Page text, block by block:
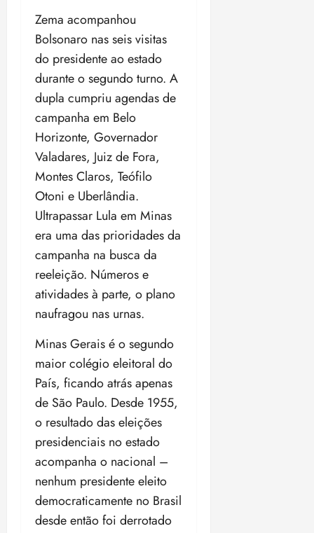
Zema acompanhou
Bolsonaro nas seis visitas
do presidente ao estado
durante o segundo turno. A
dupla cumpriu agendas de
campanha em Belo
Horizonte, Governador
Valadares, Juiz de Fora,
Montes Claros, Teófilo
Otoni e Uberlândia.
Ultrapassar Lula em Minas
era uma das prioridades da
campanha na busca da
reeleição. Números e
atividades à parte, o plano
naufragou nas urnas.
Minas Gerais é o segundo
maior colégio eleitoral do
País, ficando atrás apenas
de São Paulo. Desde 1955,
o resultado das eleições
presidenciais no estado
acompanha o nacional –
nenhum presidente eleito
democraticamente no Brasil
desde então foi derrotado